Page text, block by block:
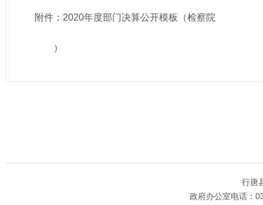
附件： 2020年度部门决算公开模板（检察院
）